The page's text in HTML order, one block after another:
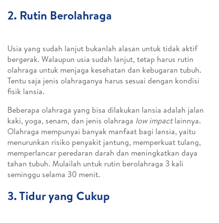
2. Rutin Berolahraga
Usia yang sudah lanjut bukanlah alasan untuk tidak aktif
bergerak. Walaupun usia sudah lanjut, tetap harus rutin
olahraga untuk menjaga kesehatan dan kebugaran tubuh.
Tentu saja jenis olahraganya harus sesuai dengan kondisi
fisik lansia.
Beberapa olahraga yang bisa dilakukan lansia adalah jalan
kaki, yoga, senam, dan jenis olahraga low impactlainnya.
Olahraga mempunyai banyak manfaat bagi lansia, yaitu
menurunkan risiko penyakit jantung, memperkuat tulang,
memperlancar peredaran darah dan meningkatkan daya
tahan tubuh. Mulailah untuk rutin berolahraga 3 kali
seminggu selama 30 menit.
3. Tidur yang Cukup